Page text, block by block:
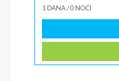
1 DANA/0 NOĆI